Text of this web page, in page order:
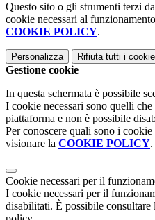
Questo sito o gli strumenti terzi
cookie necessari al
COOKIE POLICY.
Personalizza Rifiuta tutti i
Gestione cookie
In questa schermata è possibile
I cookie necessari sono quelli
piattaforma e non è possibile
Per conoscere quali sono i
visionare la COOKIE POLICY.
Cookie necessari per il
I cookie necessari per il
disabilitati. È possibile